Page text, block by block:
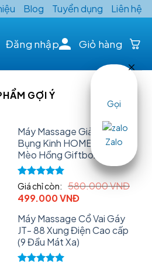
Blog Tuyển dụng Liên hệ
Đăng nhập Giỏ hàng
GỢI Ý
Máy Massage Giảm Đau
Bụng Kinh HOMETECH -
Mèo Hồng Giftbox
Rated5.00
out of 5
Giá chỉ còn: 580.000VNĐ
Original
was:
580.000 VNĐ.
499.000VNĐCurrent
is:
499.000 VNĐ.
Máy Massage Cổ Vai Gáy
JT- 88 Xung Điện Cao cấp
(9 Đầu Mát Xa)
Gọi
Zalo